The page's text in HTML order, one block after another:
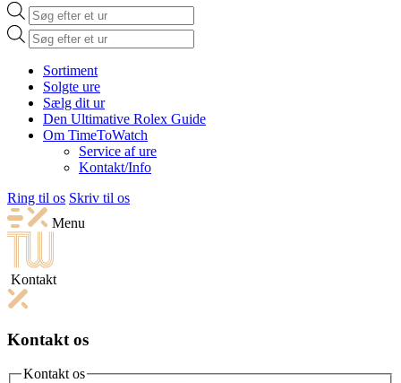
Products
search
Products
search
Sortiment
Solgte ure
Sælg dit ur
Den Ultimative Rolex Guide
Om TimeToWatch
Service af ure
Kontakt/Info
Ring til os Skriv til os
Menu
Kontakt
Kontakt os
Kontakt os